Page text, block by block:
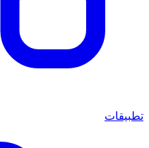
تطبيقات